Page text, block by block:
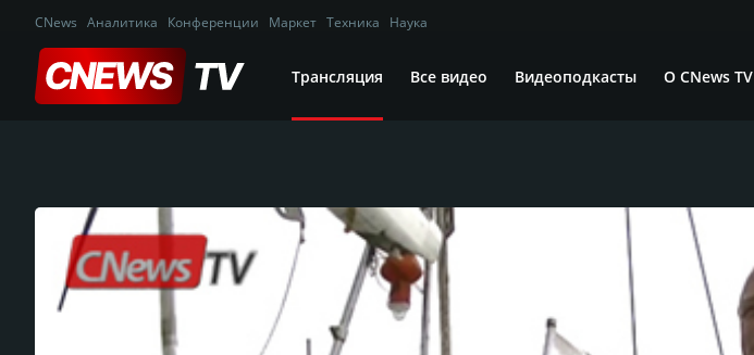
CNews Аналитика Конференции Маркет Техника Наука
Трансляция Все видео Видеоподкасты О CNews TV